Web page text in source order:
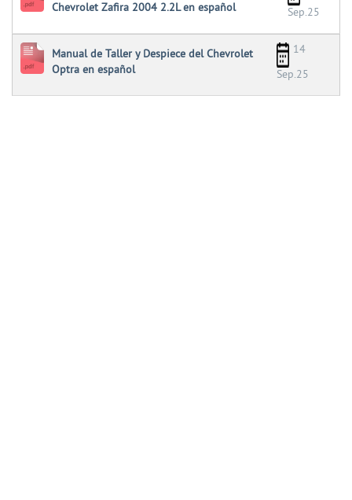
Chevrolet Zafira 2004 2.2L en español
Sep.25
Manual de Taller y Despiece del Chevrolet
Optra en español
14
Sep.25